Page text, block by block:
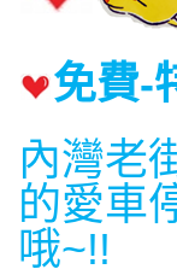
免費-
內灣老
的愛車
哦~!!